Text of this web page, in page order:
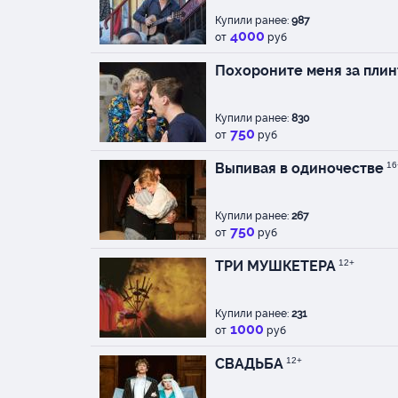
Купили ранее: 987
от 4000 руб
Похороните меня за
Купили ранее: 830
от 750 руб
Выпивая в одиночестве
Купили ранее: 267
от 750 руб
ТРИ МУШКЕТЕРА 12+
Купили ранее: 231
от 1000 руб
СВАДЬБА 12+